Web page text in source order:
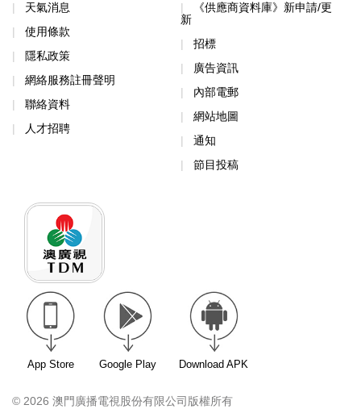
天氣消息
使用條款
隱私政策
網絡服務註冊聲明
聯絡資料
人才招聘
《供應商資料庫》新申請/更
新
招標
廣告資訊
內部電郵
網站地圖
通知
節目投稿
App Store Google Play Download APK
© 2026 澳門廣播電視股份有限公司版權所有